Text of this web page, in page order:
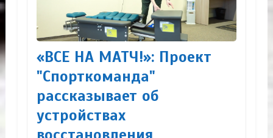
«ВСЕ НА МАТЧ!»: Проект
"Спорткоманда"
рассказывает об
устройствах